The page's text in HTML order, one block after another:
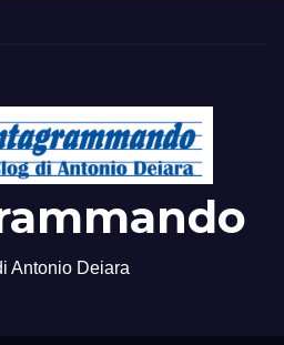
Antonio Deiara